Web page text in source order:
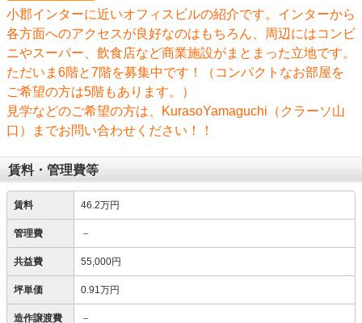
小郡インターに近いオフィスビルの紹介です。インターから
各方面へのアクセスが良好なのはもちろん、周辺にはコンビ
ニやスーパー、飲食店など商業施設がまとまった立地です。
ただいま6階と7階を募集中です！（コンパクトなお部屋を
ご希望の方は5階もあります。）
見学などのご希望の方は、KurasoYamaguchi（クラーソ山
口）までお問い合わせください！！
賃料・管理費等
賃料 46.2万円
管理費 －
共益費 55,000円
坪単価 0.91万円
造作譲渡費 －